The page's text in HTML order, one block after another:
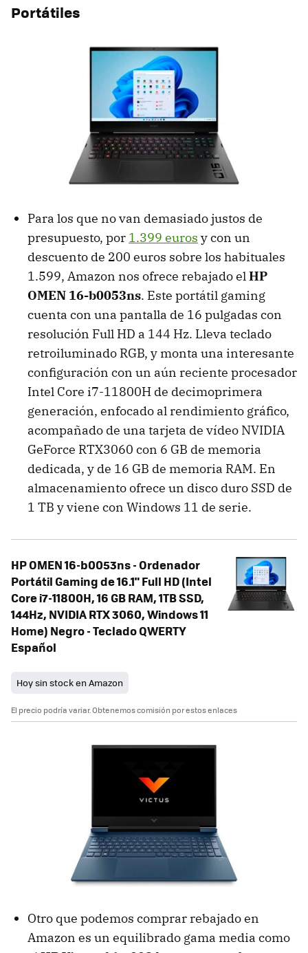
Portátiles
Para los que no van demasiado justos de
presupuesto, por 1.399 euros y con un
descuento de 200 euros sobre los habituales
1.599, Amazon nos ofrece rebajado elHP
OMEN 16-b0053ns. Este portátil gaming
cuenta con una pantalla de 16 pulgadas con
resolución Full HD a 144 Hz. Lleva teclado
retroiluminado RGB, y monta una interesante
configuración con un aún reciente procesador
Intel Core i7-11800H de decimoprimera
generación, enfocado al rendimiento gráfico,
acompañado de una tarjeta de vídeo NVIDIA
GeForce RTX3060 con 6 GB de memoria
dedicada, y de 16 GB de memoria RAM. En
almacenamiento ofrece un disco duro SSD de
1 TB y viene con Windows 11 de serie.
HP OMEN 16-b0053ns - Ordenador
Portátil Gaming de 16.1" Full HD (Intel
Core i7-11800H, 16 GB RAM, 1TB SSD,
144Hz, NVIDIA RTX 3060, Windows 11
Home) Negro - Teclado QWERTY
Español
Hoy sin stock en Amazon
El precio podría variar. Obtenemos comisión por estos enlaces
Otro que podemos comprar rebajado en
Amazon es un equilibrado gama media como